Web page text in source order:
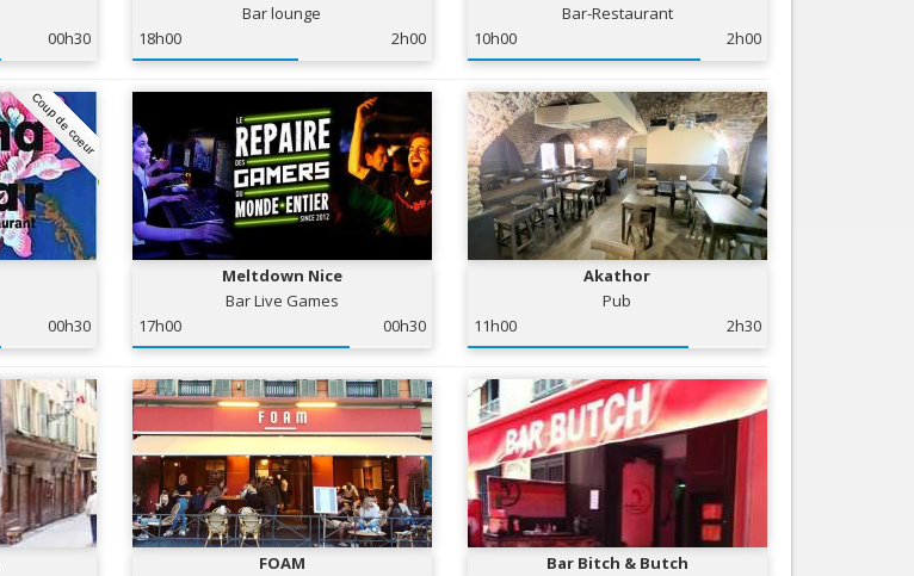
00h30
Bar lounge
18h00
2h00
Bar-Restaurant
10h00
2h00
Coup de coeur
00h30
Meltdown Nice
Bar Live Games
17h00
00h30
Akathor
Pub
11h00
2h30
FOAM
Bar Bitch & Butch